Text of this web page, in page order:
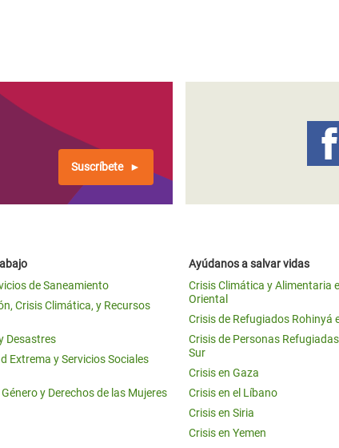
Appeal
Climática y Alimentaria
Oriental
de Personas Refugiadas
del Sur
Siria
Yemen
Suscríbete
de Saneamiento
Crisis Climática, y Recursos
Desastres
Extrema y Servicios Sociales
y Derechos de las Mujeres
Ayúdanos a salvar vidas
Crisis Climática y Alimentaria
Oriental
Crisis de Refugiados Rohinyá
Crisis de Personas
Sur
Crisis en Gaza
Crisis en el Líbano
Crisis en Siria
Crisis en Yemen